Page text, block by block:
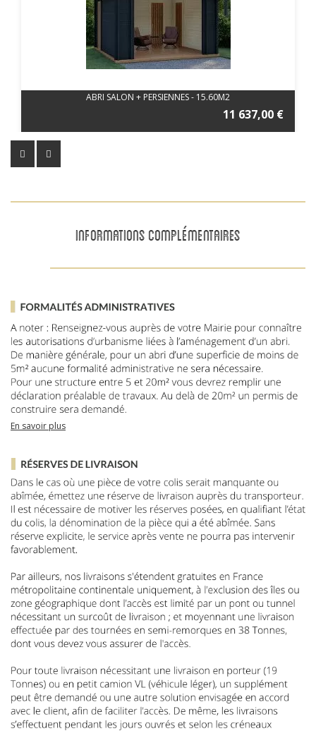
ABRI SALON + PERSIENNES - 15.60M2
11 637,00 €
INFORMATIONS COMPLÉMENTAIRES
En savoir plus